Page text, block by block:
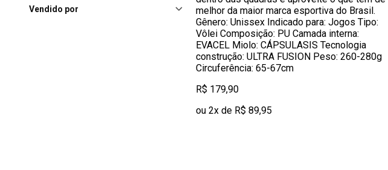
Vendido por
melhor da maior marca esportiva do Brasil.
Gênero: Unissex Indicado para: Jogos Tipo:
Vôlei Composição: PU Camada interna:
EVACEL Miolo: CÁPSULASIS Tecnologia
construção: ULTRA FUSION Peso: 260-280g
Circuferência: 65-67cm
R$ 179,90
ou 2x de R$ 89,95